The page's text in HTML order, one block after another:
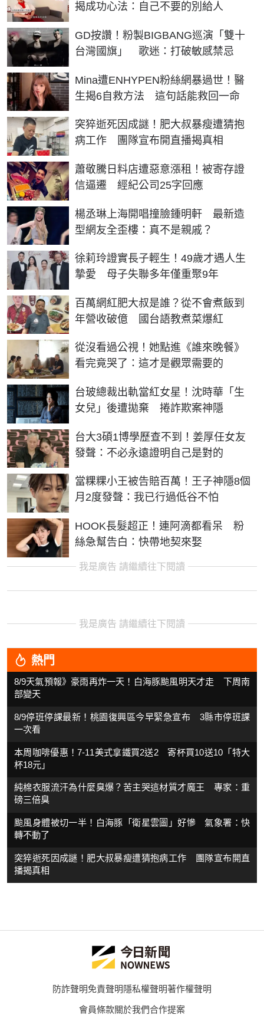
揭成功心法：自己不要的別給人
GD按讚！粉製BIGBANG巡演「雙十
台灣國旗」 歌迷：打破敏感禁忌
Mina遭ENHYPEN粉絲網暴過世！醫
生揭6自救方法 這句話能救回一命
突猝逝死因成謎！肥大叔暴瘦遭猜抱
病工作 團隊宣布開直播揭真相
蕭敬騰日料店遭惡意漲租！被寄存證
信逼遷 經紀公司25字回應
楊丞琳上海開唱撞臉鍾明軒 最新造
型網友全歪樓：真不是親戚？
徐莉玲證實長子輕生！49歲才遇人生
摯愛 母子失聯多年僅重聚9年
百萬網紅肥大叔是誰？從不會煮飯到
年營收破億 國台語教煮菜爆紅
從沒看過公視！她點進《誰來晚餐》
看完竟哭了：這才是觀眾需要的
台玻總裁出軌當紅女星！沈時華「生
女兒」後遭拋棄 捲詐欺案神隱
台大3碩1博學歷查不到！姜厚任女友
發聲：不必永遠證明自己是對的
當粿粿小王被告賠百萬！王子神隱8個
月2度發聲：我已行過低谷不怕
HOOK長髮超正！連阿滴都看呆 粉
絲急幫告白：快帶地契來娶
我是廣告 請繼續往下閱讀
我是廣告 請繼續往下閱讀
熱門
8/9天氣預報》豪雨再炸一天！白海豚颱風明天才走 下周南
部變天
8/9停班停課最新！桃園復興區今早緊急宣布 3縣市停班課
一次看
本周咖啡優惠！7-11美式拿鐵買2送2 寄杯買10送10「特大
杯18元」
純棉衣服流汗為什麼臭爆？苦主哭這材質才魔王 專家：重
磅三倍臭
颱風身體被切一半！白海豚「衛星雲圖」好慘 氣象署：快
轉不動了
突猝逝死因成謎！肥大叔暴瘦遭猜抱病工作 團隊宣布開直
播揭真相
防詐聲明免責聲明隱私權聲明著作權聲明
會員條款關於我們合作提案